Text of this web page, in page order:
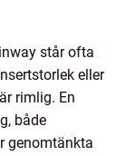
står ofta
eller
rimlig. En
både
genomtänkta